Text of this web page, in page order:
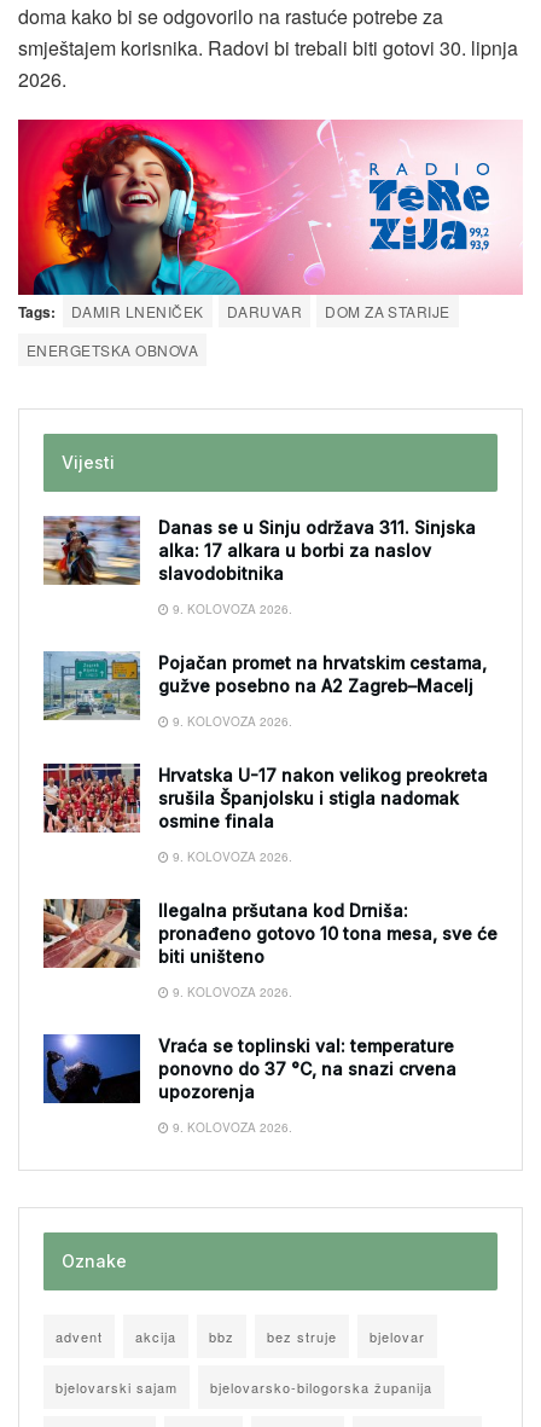
doma kako bi se odgovorilo na rastuće potrebe za
smještajem korisnika. Radovi bi trebali biti gotovi 30. lipnja
2026.
Tags: DAMIR LNENIČEK DARUVAR
DOM ZA STARIJE
ENERGETSKA OBNOVA
Vijesti
Danas se u Sinju održava 311. Sinjska
alka: 17 alkara u borbi za naslov
slavodobitnika
9. KOLOVOZA 2026.
Pojačan promet na hrvatskim cestama,
gužve posebno na A2 Zagreb–Macelj
9. KOLOVOZA 2026.
Hrvatska U-17 nakon velikog preokreta
srušila Španjolsku i stigla nadomak
osmine finala
9. KOLOVOZA 2026.
Ilegalna pršutana kod Drniša:
pronađeno gotovo 10 tona mesa, sve će
biti uništeno
9. KOLOVOZA 2026.
Vraća se toplinski val: temperature
ponovno do 37 °C, na snazi crvena
upozorenja
9. KOLOVOZA 2026.
Oznake
advent akcija bbz bez struje bjelovar
bjelovarski sajam bjelovarsko-bilogorska županija